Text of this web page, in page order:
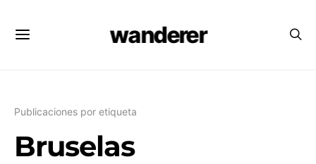
wanderer
Publicaciones por etiqueta
Bruselas